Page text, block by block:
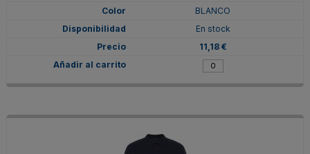
BLANCO
En stock
11,18 €